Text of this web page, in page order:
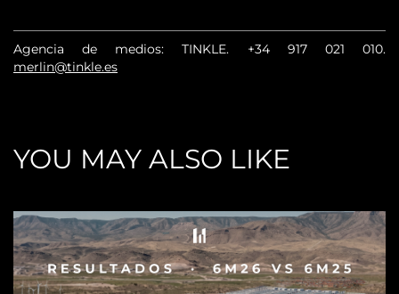
Agencia de medios: TINKLE. +34 917 021 010.
merlin@tinkle.es
YOU MAY ALSO LIKE